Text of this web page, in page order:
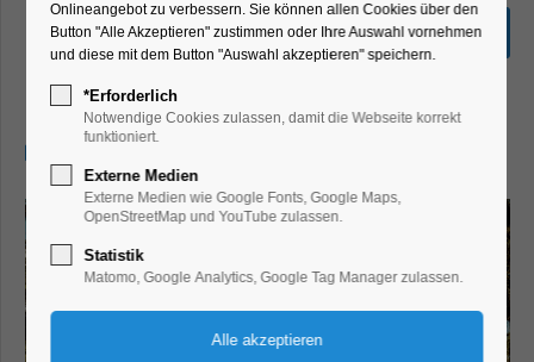
Fotoausstellung Destroying
Cultural Heritage
Ausstellung
Onlineangebot zu verbessern. Sie können allen Cookies über den
Button "Alle Akzeptieren" zustimmen oder Ihre Auswahl vornehmen
und diese mit dem Button "Auswahl akzeptieren" speichern.
*Erforderlich
Notwendige Cookies zulassen, damit die Webseite korrekt
funktioniert.
Externe Medien
Externe Medien wie Google Fonts, Google Maps,
OpenStreetMap und YouTube zulassen.
Statistik
Matomo, Google Analytics, Google Tag Manager zulassen.